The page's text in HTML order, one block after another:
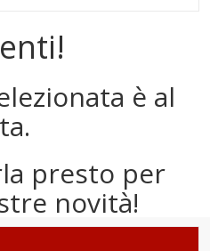
è al
presto per
novità!